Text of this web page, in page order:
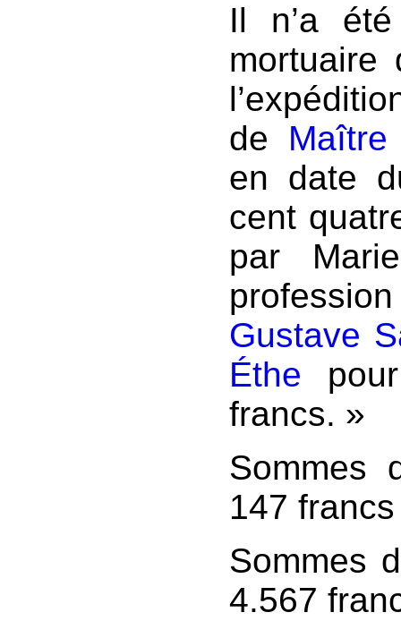
Il n’a
mortuaire
de Maître
en date
cent
par
Gustave
Éthe
francs. »
Sommes
147
Sommes
4.567